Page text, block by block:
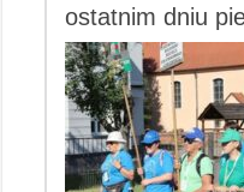
ostatnim dniu